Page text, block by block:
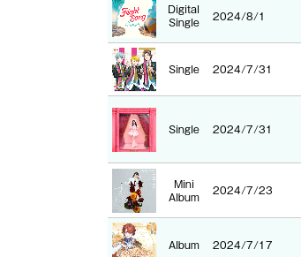
Digital
Single
2024/8/1
Single 2024/7/31
Single 2024/7/31
Mini
Album
2024/7/23
Album 2024/7/17